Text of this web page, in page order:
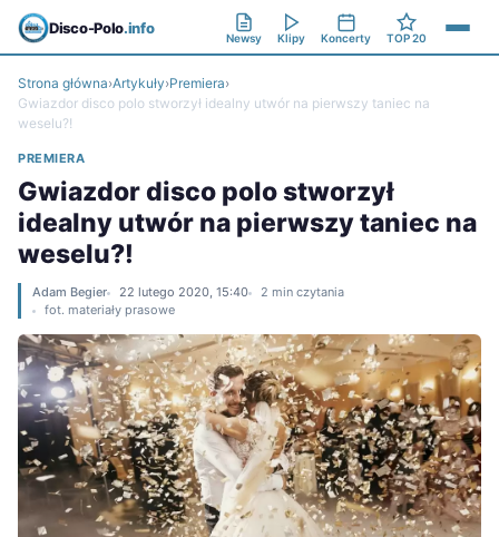
Disco-Polo.info
Newsy Klipy Koncerty TOP 20
Strona główna›Artykuły›Premiera›
Gwiazdor disco polo stworzył idealny utwór na pierwszy taniec na
weselu?!
PREMIERA
Gwiazdor disco polo stworzył
idealny utwór na pierwszy taniec na
weselu?!
Adam Begier 22 lutego 2020, 15:40
2 min czytania
fot. materiały prasowe